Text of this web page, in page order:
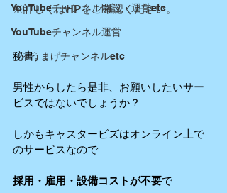
YouTubeチャンネル開設・運営etc
YouTubeチャンネル運営
しゅうまげチャンネルetc
※詳しくはHPをご確認ください。
秘書。。
男性からしたら是非、お願いしたいサー
ビスではないでしょうか？
しかもキャスタービズはオンライン上で
のサービスなので
採用・雇用・設備コストが不要で